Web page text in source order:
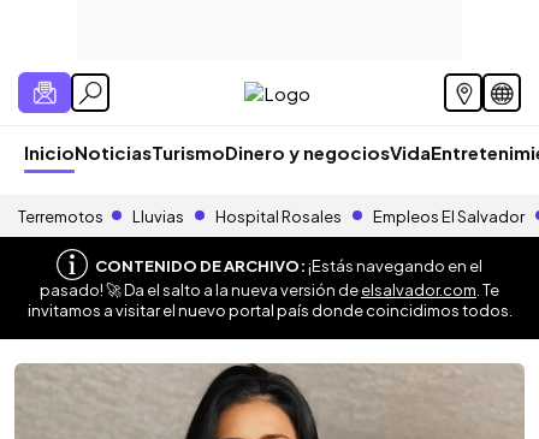
InicioNoticiasTurismoDinero y negociosVida
Terremotos Lluvias Hospital Rosales Empleos El Salvador
CONTENIDO DE ARCHIVO:¡Estás navegando en el
pasado! 🚀 Da el salto a la nueva versión deelsalvador.com . Te
invitamos a visitar el nuevo portal país donde coincidimos todos.